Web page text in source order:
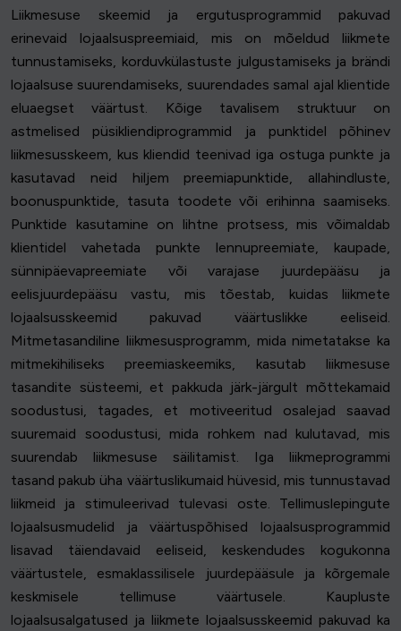
Liikmesuse skeemid ja ergutusprogrammid pakuvad
erinevaid lojaalsuspreemiaid, mis on mõeldud liikmete
tunnustamiseks, korduvkülastuste julgustamiseks ja brändi
lojaalsuse suurendamiseks, suurendades samal ajal klientide
eluaegset väärtust. Kõige tavalisem struktuur on
astmelised püsikliendiprogrammid ja punktidel põhinev
liikmesusskeem, kus kliendid teenivad iga ostuga punkte ja
kasutavad neid hiljem preemiapunktide, allahindluste,
boonuspunktide, tasuta toodete või erihinna saamiseks.
Punktide kasutamine on lihtne protsess, mis võimaldab
klientidel vahetada punkte lennupreemiate, kaupade,
sünnipäevapreemiate või varajase juurdepääsu ja
eelisjuurdepääsu vastu, mis tõestab, kuidas liikmete
lojaalsusskeemid pakuvad väärtuslikke eeliseid.
Mitmetasandiline liikmesusprogramm, mida nimetatakse ka
mitmekihiliseks preemiaskeemiks, kasutab liikmesuse
tasandite süsteemi, et pakkuda järk-järgult mõttekamaid
soodustusi, tagades, et motiveeritud osalejad saavad
suuremaid soodustusi, mida rohkem nad kulutavad, mis
suurendab liikmesuse säilitamist. Iga liikmeprogrammi
tasand pakub üha väärtuslikumaid hüvesid, mis tunnustavad
liikmeid ja stimuleerivad tulevasi oste. Tellimuslepingute
lojaalsusmudelid ja väärtuspõhised lojaalsusprogrammid
lisavad täiendavaid eeliseid, keskendudes kogukonna
väärtustele, esmaklassilisele juurdepääsule ja kõrgemale
keskmisele tellimuse väärtusele. Kaupluste
lojaalsusalgatused ja liikmete lojaalsusskeemid pakuvad ka